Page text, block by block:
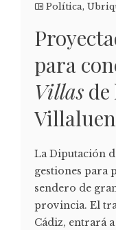
Política,
para
Villas
La Diputación
gestiones para
sendero de
provincia. El
Cádiz, entrará